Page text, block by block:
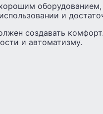
и
создавать
и автоматизму.